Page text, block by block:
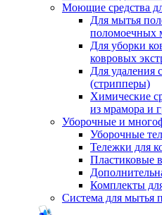
Моющие средства
Для мытья
поломоечных
Для уборки
ковровых
Для удаления
(стрипперы)
Химические
из мрамора и
Уборочные и
Уборочные
Тележки для
Пластиковые
Комплекты
Система для мытья